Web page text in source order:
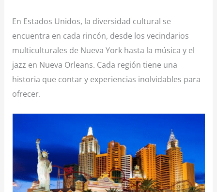
En Estados Unidos, la diversidad cultural se
encuentra en cada rincón, desde los vecindarios
multiculturales de Nueva York hasta la música y el
jazz en Nueva Orleans. Cada región tiene una
historia que contar y experiencias inolvidables para
ofrecer.